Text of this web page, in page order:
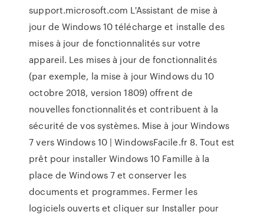
support.microsoft.com L'Assistant de mise à
jour de Windows 10 télécharge et installe des
mises à jour de fonctionnalités sur votre
appareil. Les mises à jour de fonctionnalités
(par exemple, la mise à jour Windows du 10
octobre 2018, version 1809) offrent de
nouvelles fonctionnalités et contribuent à la
sécurité de vos systèmes. Mise à jour Windows
7 vers Windows 10 | WindowsFacile.fr 8. Tout est
prêt pour installer Windows 10 Famille à la
place de Windows 7 et conserver les
documents et programmes. Fermer les
logiciels ouverts et cliquer sur Installer pour